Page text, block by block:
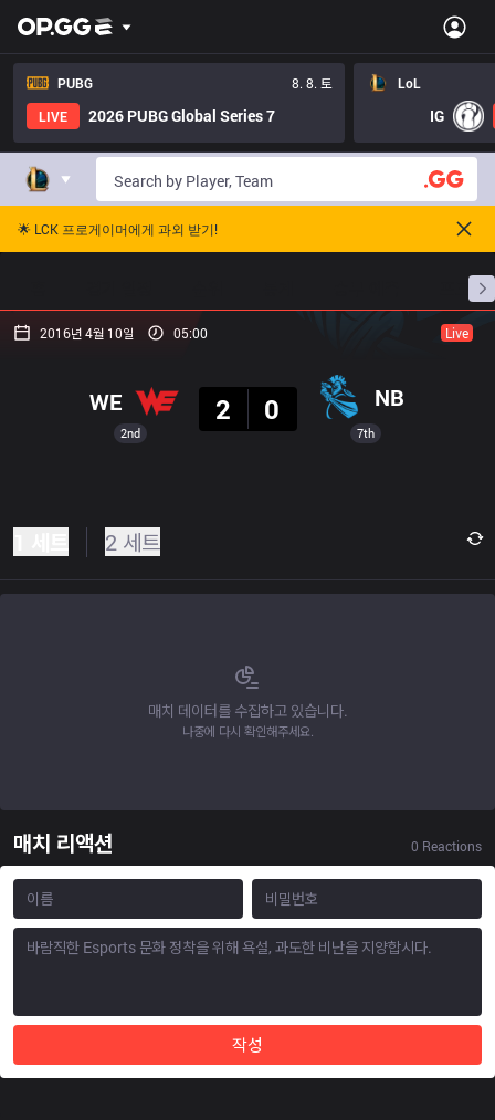
PUBG
8. 8. 토
LIVE
2026 PUBG Global Series 7
LoL
IG
🌟 LCK 프로게이머에게 과외 받기!
프로빌
2016년 4월 10일 05:00 Live
2nd
WE
2
0 NB
7th
2 세트
매치 데이터를 수집하고 있습니다.
나중에 다시 확인해주세요.
매치 리액션 0 Reactions
작성